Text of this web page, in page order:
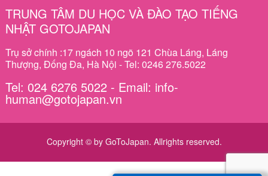
TRUNG TÂM DU HỌC VÀ ĐÀO TẠO TIẾNG
NHẬT GOTOJAPAN
Trụ sở chính :17 ngách 10 ngõ 121 Chùa Láng, Láng
Thượng, Đống Đa, Hà Nội - Tel: 0246 276.5022
Tel: 024 6276 5022 - Email: info-
human@gotojapan.vn
Copyright © by GoToJapan. Allrights reserved.